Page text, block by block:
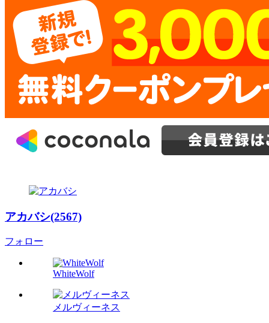
アカバシ(2567)
フォロー
WhiteWolf
メルヴィーネス